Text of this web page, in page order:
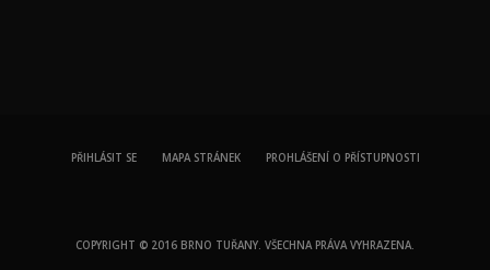
PŘIHLÁSIT SE MAPA STRÁNEK PROHLÁŠENÍ O PŘÍSTUPNOSTI
COPYRIGHT © 2016 BRNO TUŘANY. VŠECHNA PRÁVA VYHRAZENA.